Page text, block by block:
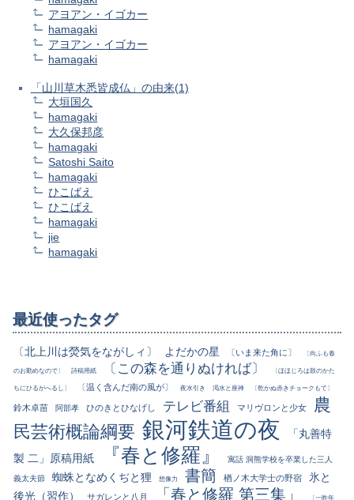
アヨアン・イゴカー
hamagaki
アヨアン・イゴカー
hamagaki
「山川草木悉皆成仏」の由来(1)
大垣国久
hamagaki
大久保邦彦
hamagaki
Satoshi Saito
hamagaki
ひこばえ
ひこばえ
hamagaki
jie
hamagaki
最近使ったタグ
〔北上川は熒気をながしィ〕 よだかの星 〔いま来た角に〕 〔向ふも春
のお勤めなので〕 詩稿用紙 〔この森を通りぬければ〕 〔ほほじろは鼓のかた
ちにひるがへるし〕 〔温く含んだ南の風が〕 夜水引き 渇水と座禅 〔乾かぬ赤きチョークもて〕
鈴木卓苗 阿部孝 ひのきとひなげし テレビ番組 マリヴロンと少女
農
民芸術概論綱要 銀河鉄道の夜
「丸善特
製 二」原稿用紙
『春と修羅』 寓話 洞熊学校を卒業した三人
義太夫節 蜘蛛となめくぢと狸 想像力 書簡 楢ノ木大学士の野宿
氷と
後光（習作）
サガレンと八月 「春と修羅 第三集」 〔一昨年